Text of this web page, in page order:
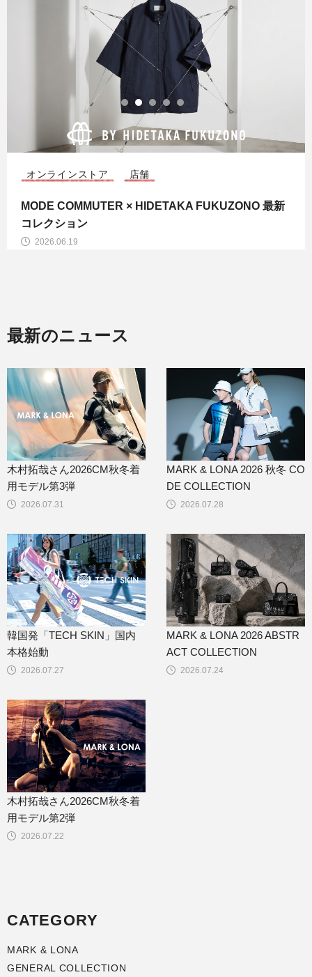
2026.06.19
オンラインストア 店舗
MODE COMMUTER × HIDETAKA FUKUZONO 最新
コレクション
最新のニュース
2026.07.31
木村拓哉さん2026CM秋冬着
用モデル第3弾
2026.07.28
MARK & LONA 2026 秋冬 CO
DE COLLECTION
2026.07.27
韓国発「TECH SKIN」国内
本格始動
2026.07.24
MARK & LONA 2026 ABSTR
ACT COLLECTION
2026.07.22
木村拓哉さん2026CM秋冬着
用モデル第2弾
CATEGORY
MARK & LONA
GENERAL COLLECTION